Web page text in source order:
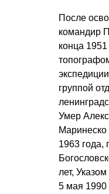
После
командир
конца
группой
Умер
Маринеско
1963 года,
лет,
5 мая 1990